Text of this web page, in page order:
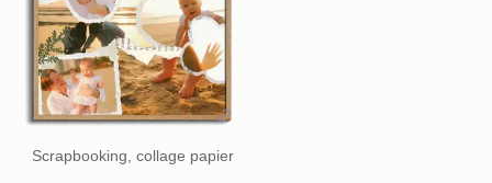
Scrapbooking, collage papier